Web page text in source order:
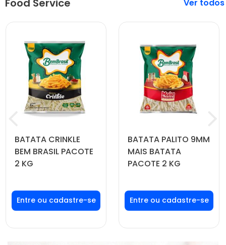
Food Service
BATATA CRINKLE
BEM BRASIL PACOTE
2 KG
Faça seu login ou
cadastre-se para
ver preços e
BATATA PALITO 9MM
MAIS BATATA
PACOTE 2 KG
Faça seu login ou
cadastre-se para
ver preços e